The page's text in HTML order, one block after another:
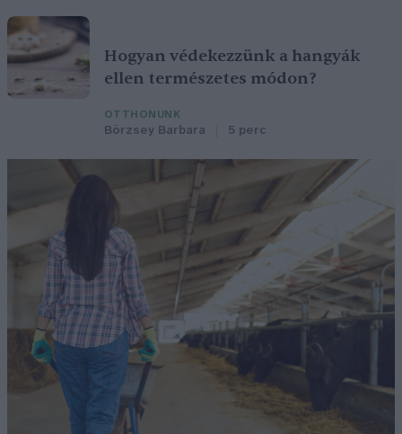
Hogyan védekezzünk a hangyák
ellen természetes módon?
OTTHONUNK
Börzsey Barbara 5 perc